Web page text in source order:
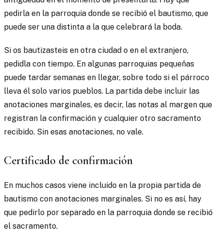
pedirla en la parroquia donde se recibió el bautismo, que
puede ser una distinta a la que celebrará la boda.
Si os bautizasteis en otra ciudad o en el extranjero,
pedidla con tiempo. En algunas parroquias pequeñas
puede tardar semanas en llegar, sobre todo si el párroco
lleva él solo varios pueblos. La partida debe incluir las
anotaciones marginales, es decir, las notas al margen que
registran la confirmación y cualquier otro sacramento
recibido. Sin esas anotaciones, no vale.
Certificado de confirmación
En muchos casos viene incluido en la propia partida de
bautismo con anotaciones marginales. Si no es así, hay
que pedirlo por separado en la parroquia donde se recibió
el sacramento.